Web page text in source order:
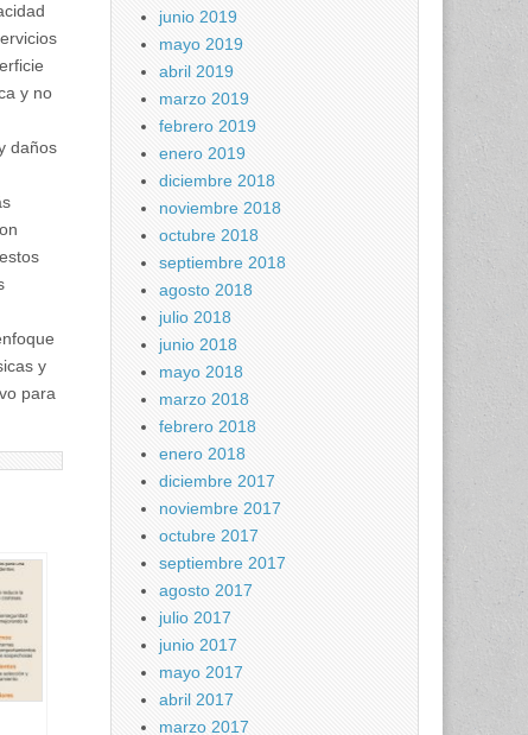
y no
daños
y
para
junio 2019
mayo 2019
abril 2019
marzo 2019
febrero 2019
enero 2019
diciembre 2018
noviembre 2018
octubre 2018
septiembre 2018
agosto 2018
julio 2018
junio 2018
mayo 2018
marzo 2018
febrero 2018
enero 2018
diciembre 2017
noviembre 2017
octubre 2017
septiembre 2017
agosto 2017
julio 2017
junio 2017
mayo 2017
abril 2017
marzo 2017